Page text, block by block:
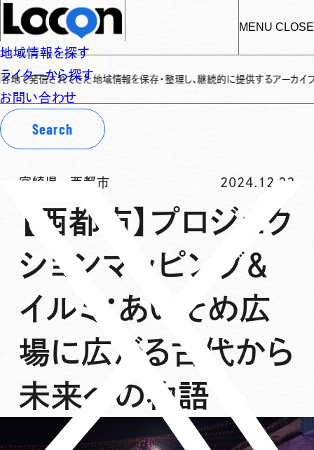
MENU CLOSE
地域情報を探す
ライターから探す
お問い合わせ
Search
てきた地域情報を保存・整理し、継続的に提供するアーカイブサイトです✌
宮崎県 西都市 2024.12.23
【西都市】プロジェク
ションマッピング＆
イルミ：あいそめ広
場に広がる古代から
未来への物語